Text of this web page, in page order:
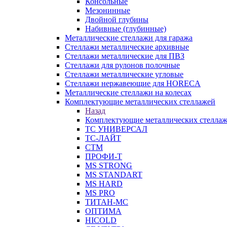
Мезонинные
Двойной глубины
Набивные (глубинные)
Металлические стеллажи для гаража
Стеллажи металлические архивные
Стеллажи металлические для ПВЗ
Стеллажи для рулонов полочные
Стеллажи металлические угловые
Стеллажи нержавеющие для HORECA
Металлические стеллажи на колесах
Комплектующие металлических стеллажей
Назад
Комплектующие металлических
ТС УНИВЕРСАЛ
ТС-ЛАЙТ
СТМ
ПРОФИ-Т
MS STRONG
MS STANDART
MS HARD
MS PRO
ТИТАН-МС
ОПТИМА
HICOLD